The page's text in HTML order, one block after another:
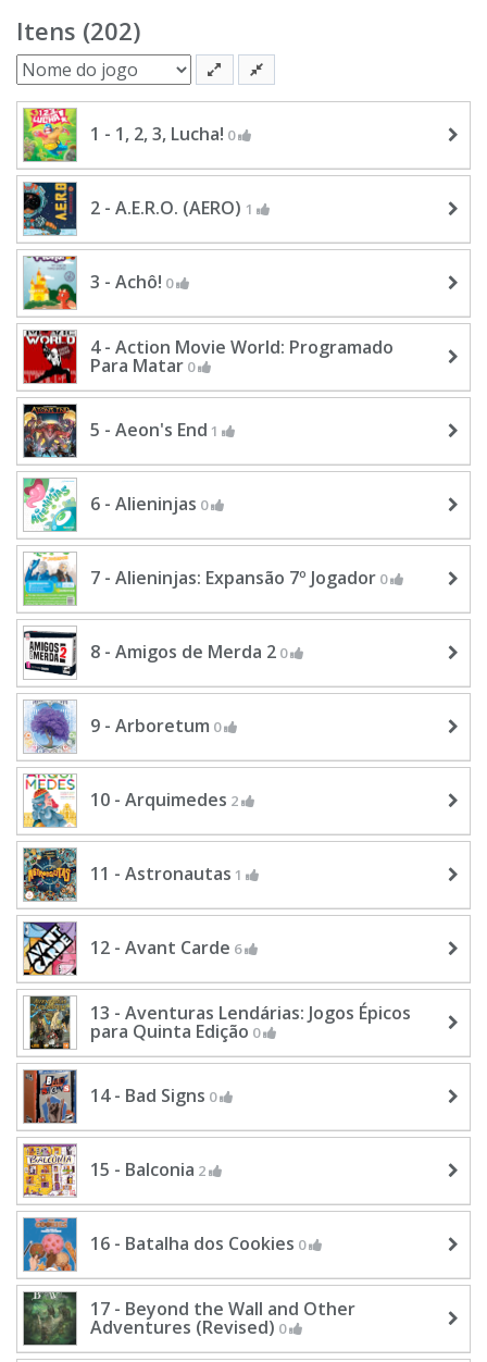
Itens (202)
1 - 1, 2, 3, Lucha! 0
2 - A.E.R.O. (AERO) 1
3 - Achô! 0
4 - Action Movie World: Programado
Para Matar 0
5 - Aeon's End 1
6 - Alieninjas 0
7 - Alieninjas: Expansão 7º Jogador 0
8 - Amigos de Merda 2 0
9 - Arboretum 0
10 - Arquimedes 2
11 - Astronautas 1
12 - Avant Carde 6
13 - Aventuras Lendárias: Jogos Épicos
para Quinta Edição 0
14 - Bad Signs 0
15 - Balconia 2
16 - Batalha dos Cookies 0
17 - Beyond the Wall and Other
Adventures (Revised) 0